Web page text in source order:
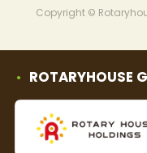
Copyright ©
ROTARYHOUSE